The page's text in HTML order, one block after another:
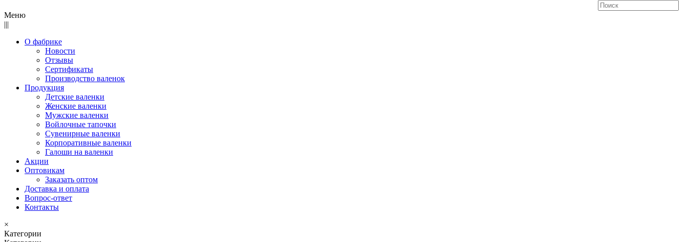
Меню
|||
О фабрике
Новости
Отзывы
Сертификаты
Производство валенок
Продукция
Детские валенки
Женские валенки
Мужские валенки
Войлочные тапочки
Сувенирные валенки
Корпоративные валенки
Галоши на валенки
Акции
Оптовикам
Заказать оптом
Доставка и оплата
Вопрос-ответ
Контакты
×
Категории